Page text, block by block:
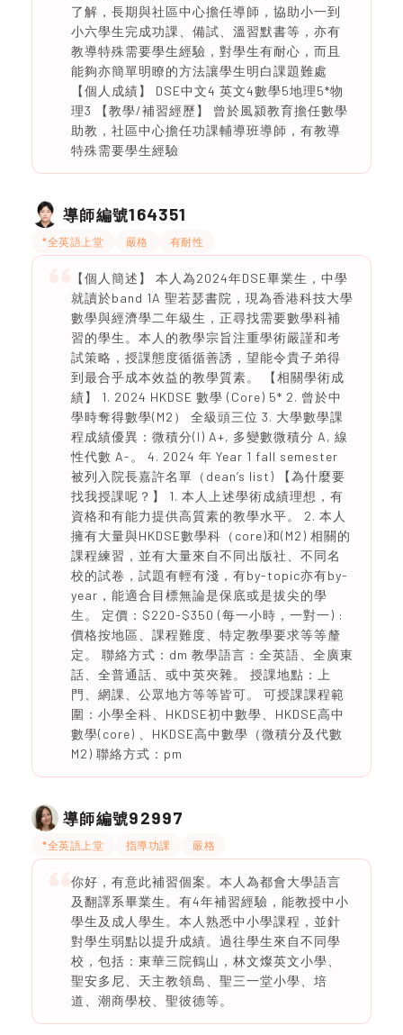
了解，長期與社區中心擔任導師，協助小一到
小六學生完成功課、備試、溫習默書等，亦有
教導特殊需要學生經驗，對學生有耐心，而且
能夠亦簡單明瞭的方法讓學生明白課題難處
【個人成績】 DSE中文4 英文4數學5地理5*物
理3 【教學/補習經歷】 曾於風潁教育擔任數學
助教，社區中心擔任功課輔導班導師，有教導
特殊需要學生經驗
導師編號164351
*全英語上堂 嚴格 有耐性
【個人簡述】 本人為2024年DSE畢業生，中學
就讀於band 1A 聖若瑟書院，現為香港科技大學
數學與經濟學二年級生，正尋找需要數學科補
習的學生。本人的教學宗旨注重學術嚴謹和考
試策略，授課態度循循善誘，望能令貴子弟得
到最合乎成本效益的教學質素。 【相關學術成
績】 1. 2024 HKDSE 數學 (Core) 5* 2. 曾於中
學時奪得數學(M2） 全級頭三位 3. 大學數學課
程成績優異：微積分(I) A+, 多變數微積分 A, 線
性代數 A-。 4. 2024 年 Year 1 fall semester
被列入院長嘉許名單（dean’s list) 【為什麼要
找我授課呢？】 1. 本人上述學術成績理想，有
資格和有能力提供高質素的教學水平。 2. 本人
擁有大量與HKDSE數學科（core)和(M2) 相關的
課程練習，並有大量來自不同出版社、不同名
校的試卷，試題有輕有淺，有by-topic亦有by-
year，能適合目標無論是保底或是拔尖的學
生。 定價：$220-$350 (每一小時，一對一) :
價格按地區、課程難度、特定教學要求等等釐
定。 聯絡方式：dm 教學語言：全英語、全廣東
話、全普通話、或中英夾雜。 授課地點：上
門、網課、公眾地方等等皆可。 可授課課程範
圍：小學全科、HKDSE初中數學、HKDSE高中
數學(core) 、HKDSE高中數學（微積分及代數
M2) 聯絡方式：pm
導師編號92997
*全英語上堂 指導功課 嚴格
你好，有意此補習個案。本人為都會大學語言
及翻譯系畢業生。有4年補習經驗，能教授中小
學生及成人學生。本人熟悉中小學課程，並針
對學生弱點以提升成績。過往學生來自不同學
校，包括：東華三院鶴山，林文燦英文小學、
聖安多尼、天主教領島、聖三一堂小學、培
道、潮商學校、聖彼德等。